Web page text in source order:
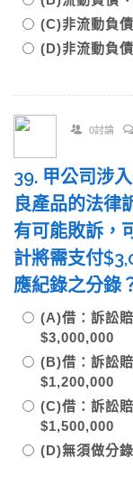
(C)非流動負
(D)非流動負
0討論
39. 甲公司涉
良產品的法律
有可能敗訴，
計將需支付
應紀錄之分錄
(A)借：訴訟
$3,000,000
(B)借：訴訟
$1,200,000
(C)借：訴訟
$1,500,000
(D)無須做分錄